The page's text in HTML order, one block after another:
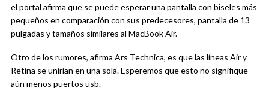
el portal afirma que se puede esperar una pantalla con biseles más
pequeños en comparación con sus predecesores, pantalla de 13
pulgadas y tamaños similares al MacBook Air.
Otro de los rumores, afirma Ars Technica, es que las líneas Air y
Retina se unirían en una sola. Esperemos que esto no signifique
aún menos puertos usb.